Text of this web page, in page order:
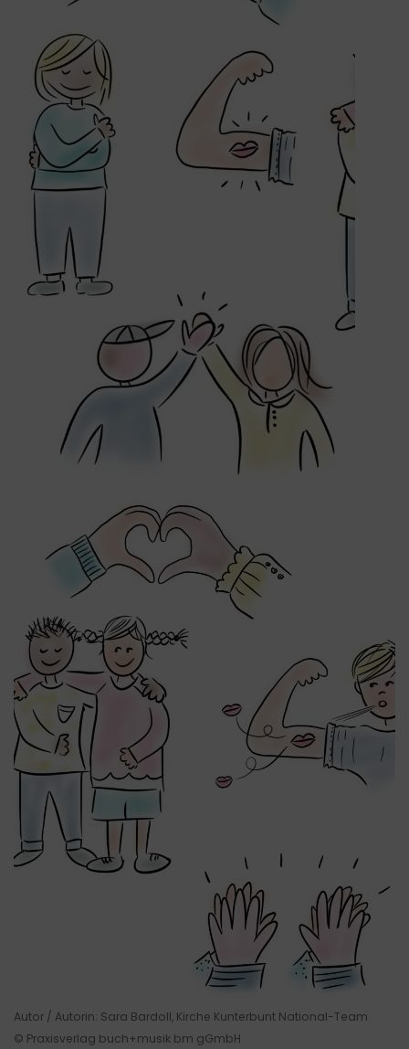
Autor / Autorin: Sara Bardoll, Kirche Kunterbunt National-Team
© Praxisverlag buch+musik bm gGmbH